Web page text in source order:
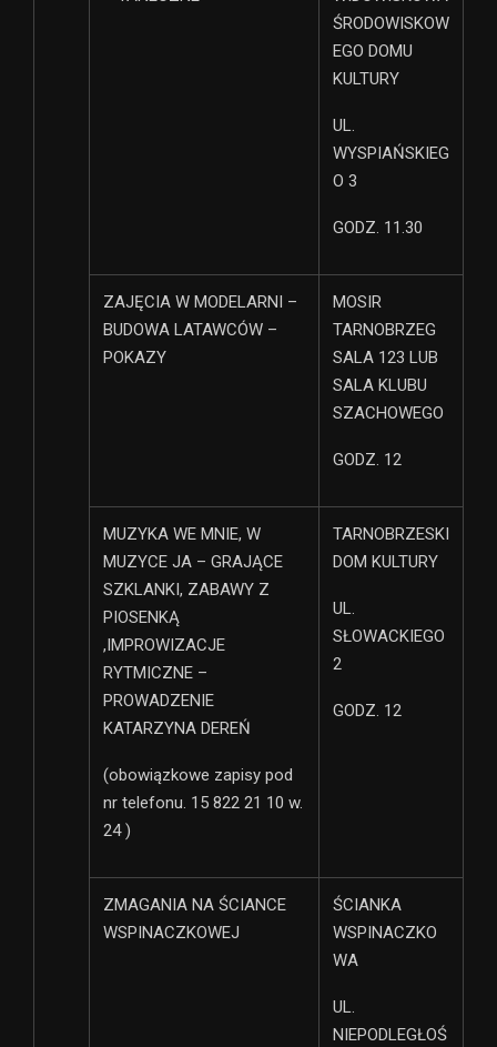
ŚRODOWISKOW
EGO DOMU
KULTURY
UL.
WYSPIAŃSKIEG
O 3
GODZ. 11.30
ZAJĘCIA W MODELARNI –
BUDOWA LATAWCÓW –
POKAZY
MOSIR
TARNOBRZEG
SALA 123 LUB
SALA KLUBU
SZACHOWEGO
GODZ. 12
MUZYKA WE MNIE, W
MUZYCE JA – GRAJĄCE
SZKLANKI, ZABAWY Z
PIOSENKĄ
,IMPROWIZACJE
RYTMICZNE –
PROWADZENIE
KATARZYNA DEREŃ
(obowiązkowe zapisy pod
nr telefonu. 15 822 21 10 w.
24 )
TARNOBRZESKI
DOM KULTURY
UL.
SŁOWACKIEGO
2
GODZ. 12
ZMAGANIA NA ŚCIANCE
WSPINACZKOWEJ
ŚCIANKA
WSPINACZKO
WA
UL.
NIEPODLEGŁOŚ